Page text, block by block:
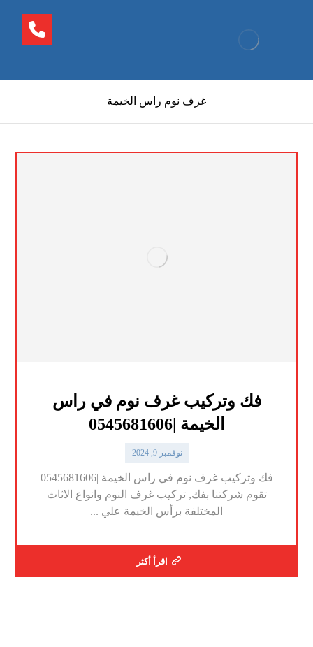
غرف نوم راس الخيمة
فك وتركيب غرف نوم في راس
الخيمة |0545681606
نوفمبر 9, 2024
فك وتركيب غرف نوم في راس الخيمة |0545681606
تقوم شركتنا بفك, تركيب غرف النوم وانواع الاثاث
المختلفة برأس الخيمة علي ...
اقرأ أكثر